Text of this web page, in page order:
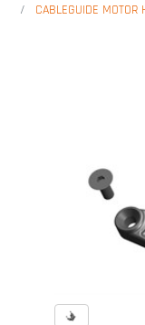
CABLEGUIDE